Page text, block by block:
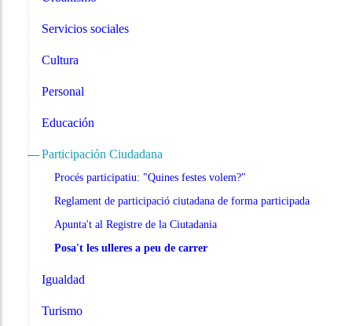
Servicios sociales
Cultura
Personal
Educación
Participación Ciudadana
Procés participatiu: "Quines festes volem?"
Reglament de participació ciutadana de forma participada
Apunta't al Registre de la Ciutadania
Posa't les ulleres a peu de carrer
Igualdad
Turismo